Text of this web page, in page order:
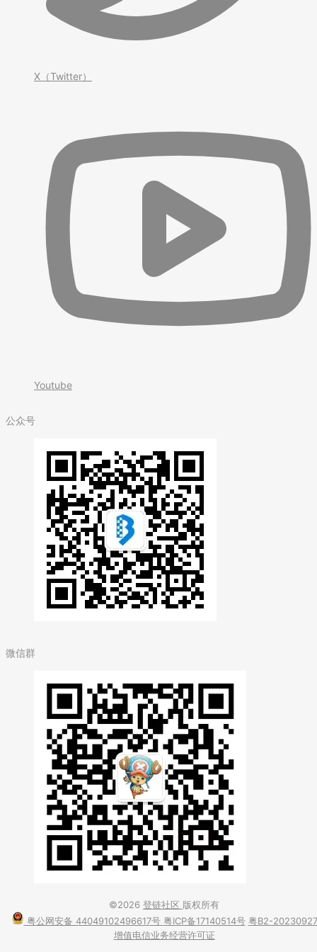
X（Twitter）
Youtube
公众号
微信群
©2026 登链社区 版权所有
粤公网安备 44049102496617号 粤ICP备17140514号 粤B2-20230927
增值电信业务经营许可证